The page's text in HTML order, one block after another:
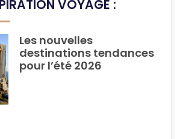
VOYAGE :
Les nouvelles
destinations tendances
pour l’été 2026